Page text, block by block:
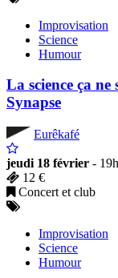
Improvisation
Science
Humour
La science ça
Synapse
Eurêkafé
jeudi 18 février -
12 €
Concert et club
Improvisation
Science
Humour